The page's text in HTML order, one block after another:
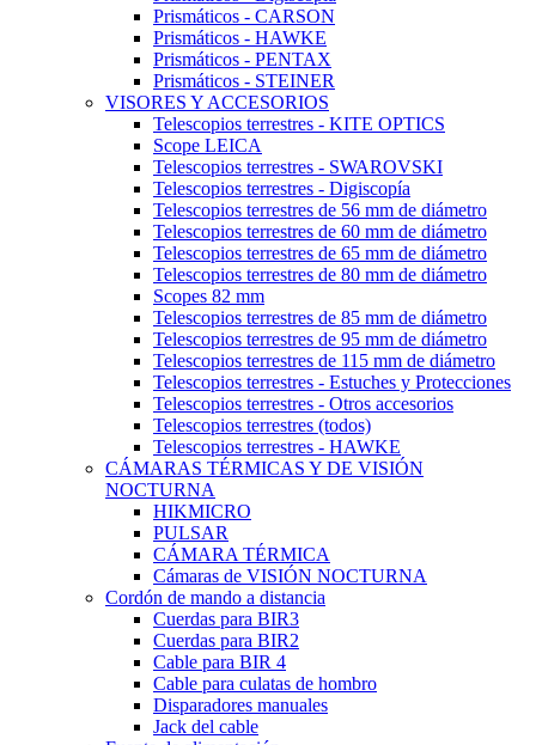
Prismáticos - CARSON
Prismáticos - HAWKE
Prismáticos - PENTAX
Prismáticos - STEINER
VISORES Y ACCESORIOS
Telescopios terrestres - KITE OPTICS
Scope LEICA
Telescopios terrestres - SWAROVSKI
Telescopios terrestres - Digiscopía
Telescopios terrestres de 56 mm de diámetro
Telescopios terrestres de 60 mm de diámetro
Telescopios terrestres de 65 mm de diámetro
Telescopios terrestres de 80 mm de diámetro
Scopes 82 mm
Telescopios terrestres de 85 mm de diámetro
Telescopios terrestres de 95 mm de diámetro
Telescopios terrestres de 115 mm de diámetro
Telescopios terrestres - Estuches y Protecciones
Telescopios terrestres - Otros accesorios
Telescopios terrestres (todos)
Telescopios terrestres - HAWKE
CÁMARAS TÉRMICAS Y DE VISIÓN
NOCTURNA
HIKMICRO
PULSAR
CÁMARA TÉRMICA
Cámaras de VISIÓN NOCTURNA
Cordón de mando a distancia
Cuerdas para BIR3
Cuerdas para BIR2
Cable para BIR 4
Cable para culatas de hombro
Disparadores manuales
Jack del cable